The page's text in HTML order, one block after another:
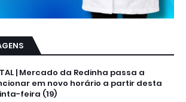
| Mercado da Redinha passa a
em novo horário a partir desta
feira (19)